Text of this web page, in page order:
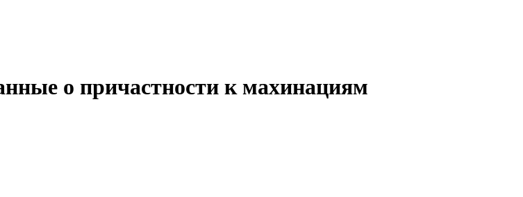
о причастности к махинациям